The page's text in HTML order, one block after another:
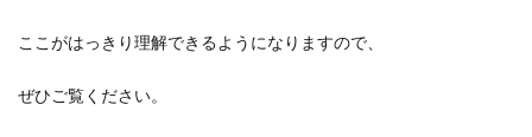
ここがはっきり理解できるようになりますので、
ぜひご覧ください。